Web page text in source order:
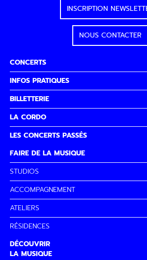
CONCERTS
INFOS PRATIQUES
BILLETTERIE
LA CORDO
LES CONCERTS PASSÉS
FAIRE DE LA MUSIQUE
STUDIOS
ACCOMPAGNEMENT
ATELIERS
RÉSIDENCES
DÉCOUVRIR
LA MUSIQUE
INSCRIPTION
NOUS CONTACTER